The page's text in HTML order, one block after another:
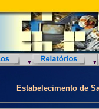
Estabelecimento de